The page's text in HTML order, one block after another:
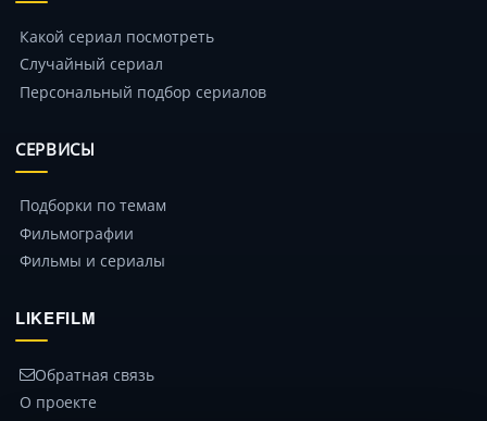
Какой сериал посмотреть
Случайный сериал
Персональный подбор сериалов
СЕРВИСЫ
Подборки по темам
Фильмографии
Фильмы и сериалы
LIKEFILM
Обратная связь
О проекте